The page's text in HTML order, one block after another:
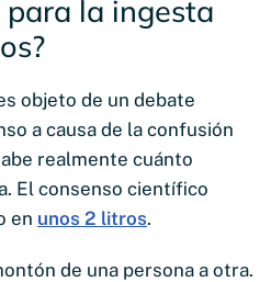
para la ingesta
objeto de un debate
a causa de la confusión
realmente cuánto
El consenso científico
en unos 2 litros.
de una persona a otra.